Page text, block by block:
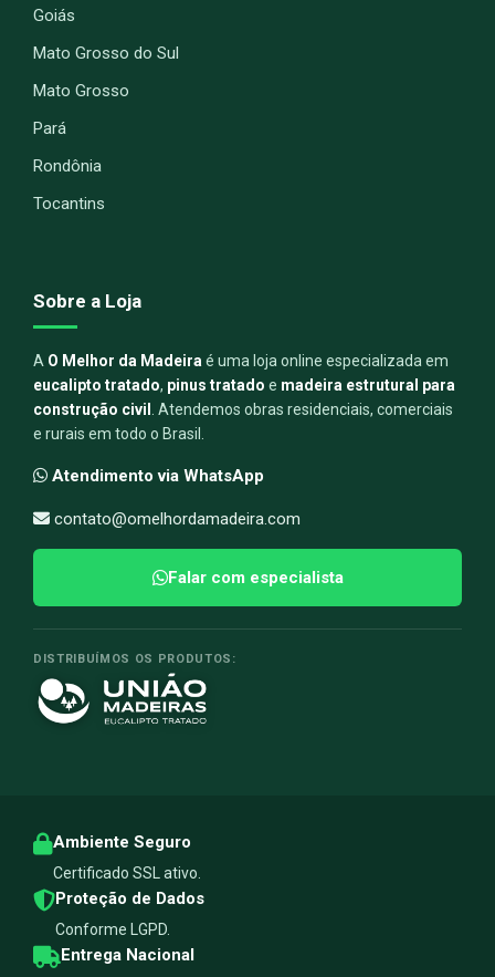
Goiás
Mato Grosso do Sul
Mato Grosso
Pará
Rondônia
Tocantins
Sobre a Loja
A O Melhor da Madeira é uma loja online especializada em
eucalipto tratado, pinus tratado e madeira estrutural para
construção civil
. Atendemos obras residenciais, comerciais
e rurais em todo o Brasil.
Atendimento via WhatsApp
contato@omelhordamadeira.com
Falar com especialista
DISTRIBUÍMOS OS PRODUTOS:
Ambiente Seguro
Certificado SSL ativo.
Proteção de Dados
Conforme LGPD.
Entrega Nacional